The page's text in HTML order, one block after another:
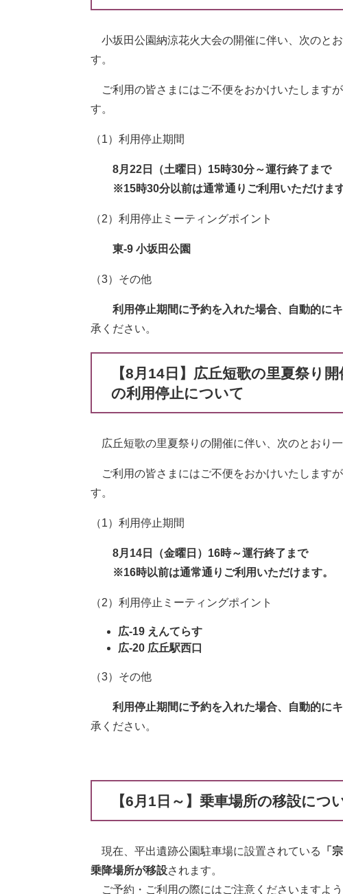
小坂田公園納涼花火大会の開催に伴い、次のと
す。
ご利用の皆さまにはご不便をおかけいたします
す。
（1）利用停止期間
8月22日（土曜日）15時30分～運行終了まで
​※15時30分以前は通常通りご利用いただけます
（2）利用停止ミーティングポイント
東-9 小坂田公園
（3）その他
利用停止期間に予約を入れた場合、自動的に
承ください。
【8月14日】広丘短歌の里夏祭り
の利用停止について
広丘短歌の里夏祭りの開催に伴い、次のとおり
ご利用の皆さまにはご不便をおかけいたします
す。
（1）利用停止期間
8月14日（金曜日）16時～運行終了まで
​※16時以前は通常通りご利用いただけます。
（2）利用停止ミーティングポイント
広-19 えんてらす
広-20 広丘駅西口​​
（3）その他
利用停止期間に予約を入れた場合、自動的に
承ください。
【6月1日～】乗車場所の移設につ
現在、平出遺跡公園駐車場に設置されている 「
乗降場所が移設されます。
ご予約・ご利用の際にはご注意くださいますよう